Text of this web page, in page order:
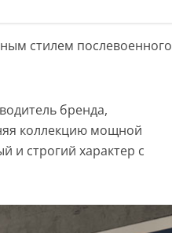
стилем послевоенного
бренда,
коллекцию мощной
и строгий характер с